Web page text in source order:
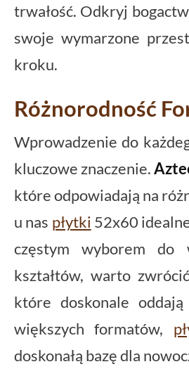
trwałość. Odkryj
swoje wymarzone
kroku.
Różnorodność
Wprowadzenie do
kluczowe znaczenie.
które odpowiadają na
u nas płytki 52x60
częstym wyborem do
kształtów, warto
które doskonale
większych formatów,
doskonałą bazę dla